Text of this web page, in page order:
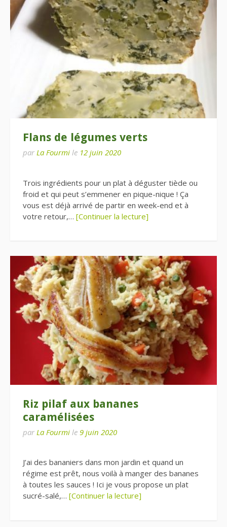
Flans de légumes verts
par La Fourmi le 12 juin 2020
Trois ingrédients pour un plat à déguster tiède ou
froid et qui peut s’emmener en pique-nique ! Ça
vous est déjà arrivé de partir en week-end et à
votre retour,… [Continuer la lecture]
Riz pilaf aux bananes
caramélisées
par La Fourmi le 9 juin 2020
J’ai des bananiers dans mon jardin et quand un
régime est prêt, nous voilà à manger des bananes
à toutes les sauces ! Ici je vous propose un plat
sucré-salé,… [Continuer la lecture]